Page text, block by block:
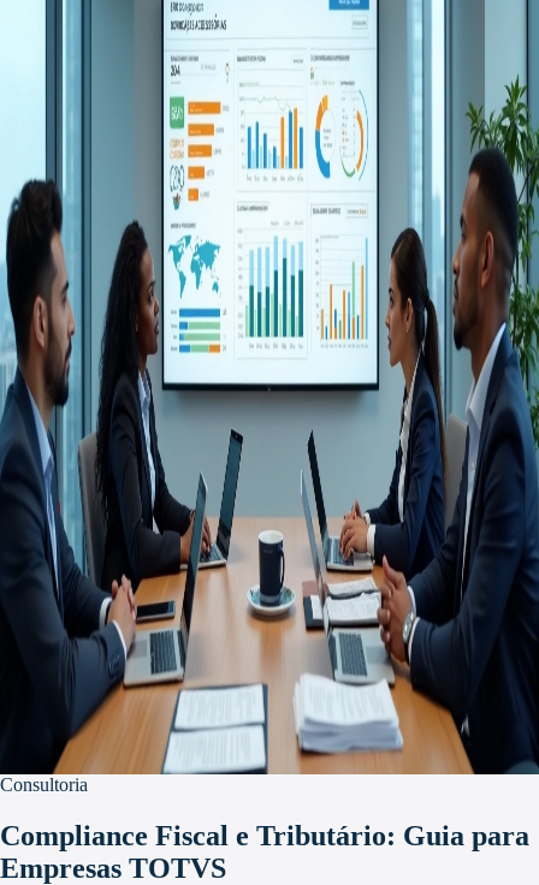
Consultoria
Compliance Fiscal e Tributário: Guia para
Empresas TOTVS